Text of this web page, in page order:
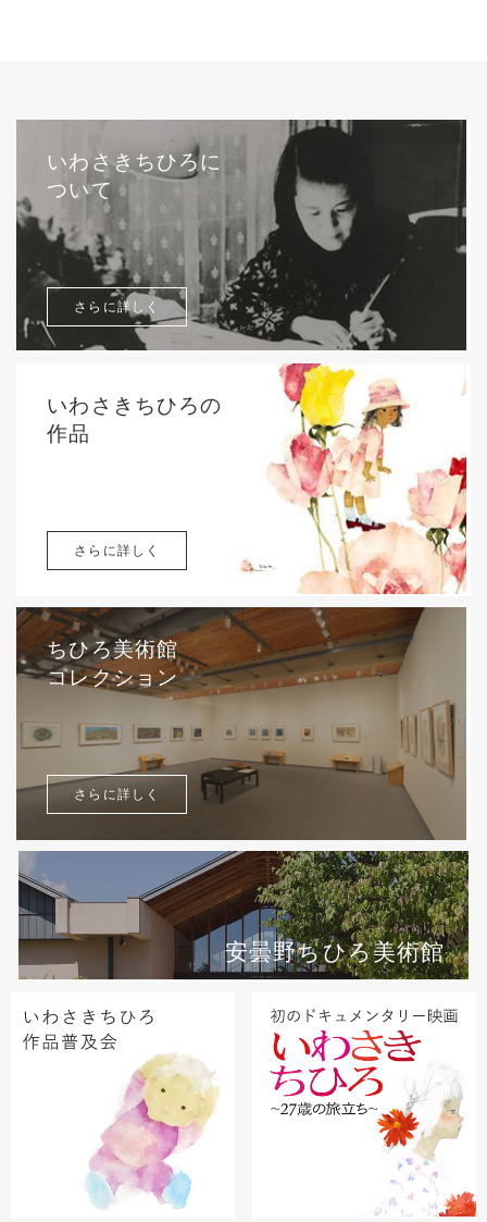
いわさきちひろに
ついて
さらに詳しく
いわさきちひろの
作品
さらに詳しく
ちひろ美術館
コレクション
さらに詳しく
安曇野ちひろ美術館